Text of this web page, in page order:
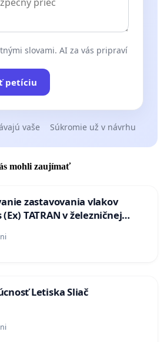
slovami. AI za vás pripraví
petíciu
vaše Súkromie už v návrhu
mohli zaujímať
zastavovania vlakov
TATRAN v železničnej
Letiska Sliač